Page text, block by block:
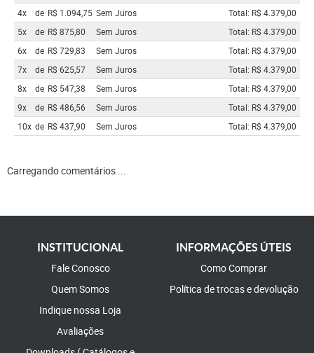
4x
de R$ 1.094,75 Sem Juros
Total: R$ 4.379,00
5x
de R$ 875,80 Sem Juros
Total: R$ 4.379,00
6x
de R$ 729,83 Sem Juros
Total: R$ 4.379,00
7x
de R$ 625,57 Sem Juros
Total: R$ 4.379,00
8x
de R$ 547,38 Sem Juros
Total: R$ 4.379,00
9x
de R$ 486,56 Sem Juros
Total: R$ 4.379,00
10x de R$ 437,90 Sem Juros Total: R$ 4.379,00
Carregando comentários ...
INSTITUCIONAL
Fale Conosco
Quem Somos
Indique nossa Loja
Avaliações
INFORMAÇÕES ÚTEIS
Como Comprar
Política de trocas e devolução